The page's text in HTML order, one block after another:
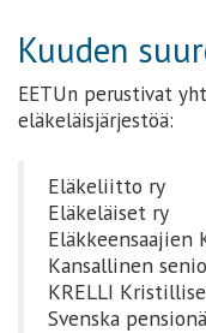
Kuuden
EETUn perustivat
eläkeläisjärjestöä:
Eläkeliitto ry
Eläkeläiset ry
Eläkkeensaajien
Kansallinen
KRELLI
Svenska